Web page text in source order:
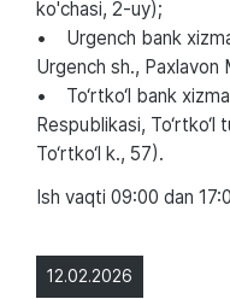
12.02.2026
ko'chasi, 2-uy);
• Urgench bank
Urgench sh., Paxlavon
• To‘rtko‘l bank
Respublikasi, To‘rtko‘l
To‘rtko‘l k., 57).
Ish vaqti 09:00 dan